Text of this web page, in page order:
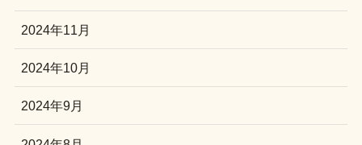
2024年11月
2024年10月
2024年9月